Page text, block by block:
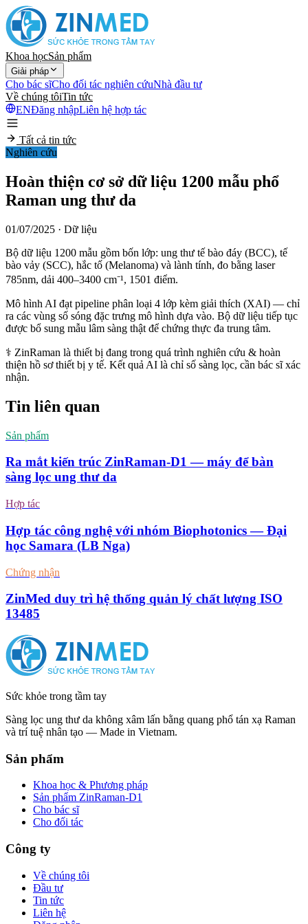
Khoa họcSản phẩm
Giải pháp
Cho bác sĩCho đối tác nghiên cứuNhà đầu tư
Về chúng tôiTin tức
ENĐăng nhậpLiên hệ hợp tác
Tất cả tin tức
Nghiên cứu
Hoàn thiện cơ sở dữ liệu 1200 mẫu phổ
Raman ung thư da
01/07/2025 · Dữ liệu
Bộ dữ liệu 1200 mẫu gồm bốn lớp: ung thư tế bào đáy (BCC), tế
bào vảy (SCC), hắc tố (Melanoma) và lành tính, đo bằng laser
785nm, dải 400–3400 cm⁻¹, 1501 điểm.
Mô hình AI đạt pipeline phân loại 4 lớp kèm giải thích (XAI) — chỉ
ra các vùng số sóng đặc trưng mô hình dựa vào. Bộ dữ liệu tiếp tục
được bổ sung mẫu lâm sàng thật để chứng thực đa trung tâm.
⚕️ ZinRaman là thiết bị đang trong quá trình nghiên cứu & hoàn
thiện hồ sơ thiết bị y tế. Kết quả AI là chỉ số sàng lọc, cần bác sĩ xác
nhận.
Tin liên quan
Sản phẩm
Ra mắt kiến trúc ZinRaman-D1 — máy để bàn
sàng lọc ung thư da
Hợp tác
Hợp tác công nghệ với nhóm Biophotonics — Đại
học Samara (LB Nga)
Chứng nhận
ZinMed duy trì hệ thống quản lý chất lượng ISO
13485
Sức khỏe trong tầm tay
Sàng lọc ung thư da không xâm lấn bằng quang phổ tán xạ Raman
và trí tuệ nhân tạo — Made in Vietnam.
Sản phẩm
Khoa học & Phương pháp
Sản phẩm ZinRaman-D1
Cho bác sĩ
Cho đối tác
Công ty
Về chúng tôi
Đầu tư
Tin tức
Liên hệ